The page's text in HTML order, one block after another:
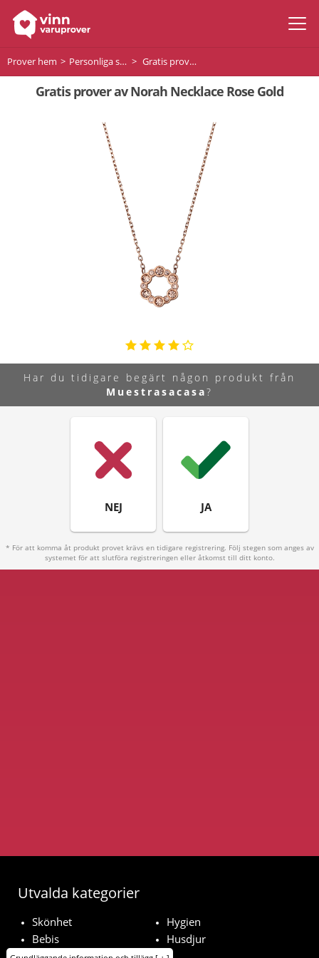
Prover hem Personliga smycken Gratis prover av Norah Necklace Rose Gold
Gratis prover av Norah Necklace Rose Gold
Har du tidigare begärt någon produkt från
Muestrasacasa?
NEJ JA
* För att komma åt produkt provet krävs en tidigare registrering. Följ stegen som anges av
systemet för att slutföra registreringen eller åtkomst till ditt konto.
Utvalda kategorier
Skönhet
Hygien
Bebis
Husdjur